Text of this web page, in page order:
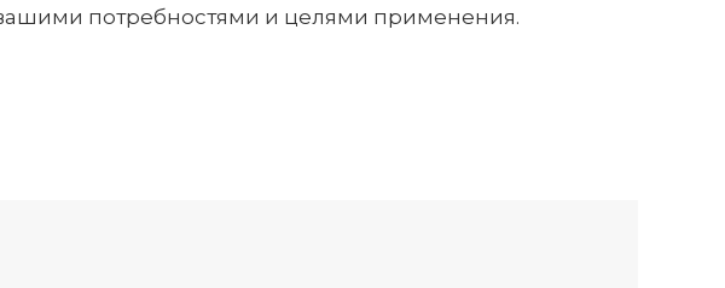
вашими потребностями и целями применения.